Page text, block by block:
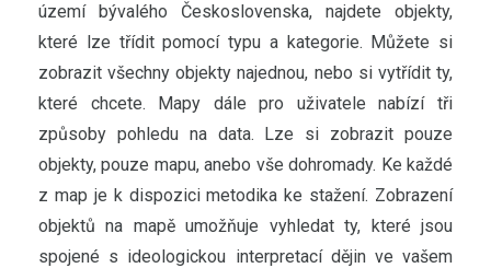
území bývalého Československa, najdete objekty,
které lze třídit pomocí typu a kategorie. Můžete si
zobrazit všechny objekty najednou, nebo si vytřídit ty,
které chcete. Mapy dále pro uživatele nabízí tři
způsoby pohledu na data. Lze si zobrazit pouze
objekty, pouze mapu, anebo vše dohromady. Ke každé
z map je k dispozici metodika ke stažení. Zobrazení
objektů na mapě umožňuje vyhledat ty, které jsou
spojené s ideologickou interpretací dějin ve vašem